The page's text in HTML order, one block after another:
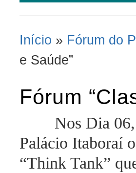
Você Está Aqui
Início » Fórum do
e Saúde”
Fórum
Nos Dia
Palácio Itaboraí
“Think Tank”